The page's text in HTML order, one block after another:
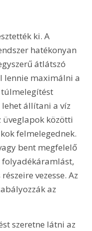
ki. A
hatékonyan
átlátszó
lennie maximálni a
állítani a víz
közötti
felmelegednek.
bent megfelelő
vezesse. Az
az
szeretne látni az